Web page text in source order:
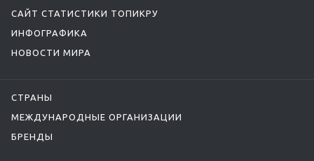
САЙТ СТАТИСТИКИ ТОПИКРУ
ИНФОГРАФИКА
НОВОСТИ МИРА
СТРАНЫ
МЕЖДУНАРОДНЫЕ ОРГАНИЗАЦИИ
БРЕНДЫ